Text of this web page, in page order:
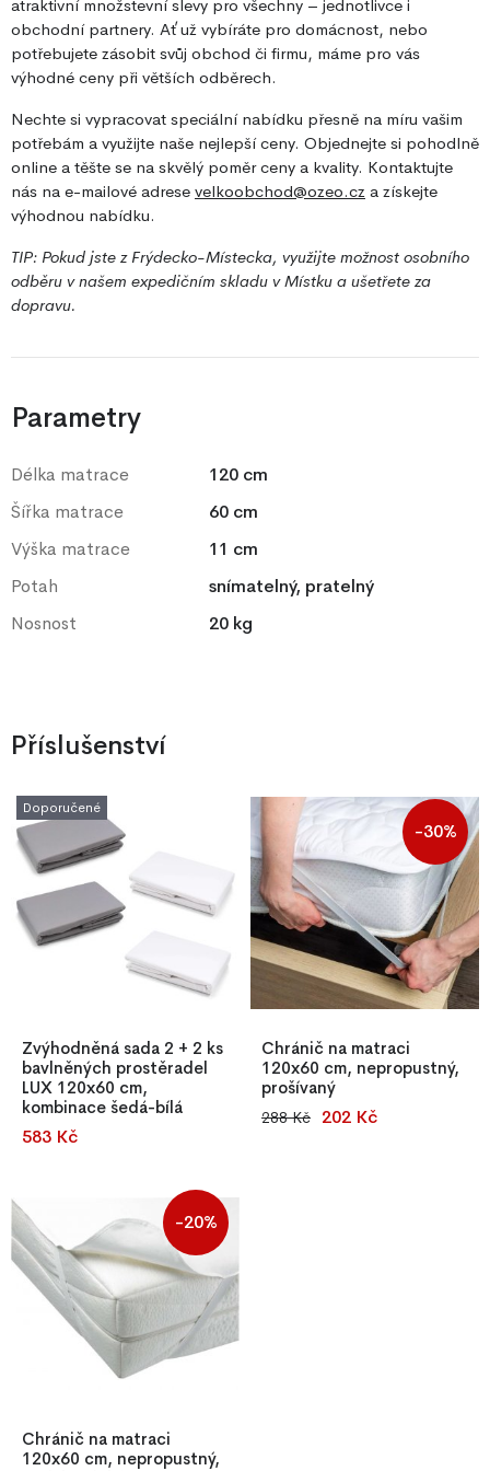
atraktivní množstevní slevy pro všechny – jednotlivce i
obchodní partnery. Ať už vybíráte pro domácnost, nebo
potřebujete zásobit svůj obchod či firmu, máme pro vás
výhodné ceny při větších odběrech.
Nechte si vypracovat speciální nabídku přesně na míru vašim
potřebám a využijte naše nejlepší ceny. Objednejte si pohodlně
online a těšte se na skvělý poměr ceny a kvality. Kontaktujte
nás na e-mailové adrese velkoobchod@ozeo.cz a získejte
výhodnou nabídku.
TIP: Pokud jste z Frýdecko-Místecka, využijte možnost osobního
odběru v našem expedičním skladu v Místku a ušetřete za
dopravu.
Parametry
Délka matrace
120 cm
Šířka matrace
60 cm
Výška matrace
11 cm
Potah
snímatelný, pratelný
Nosnost
20 kg
Příslušenství
Doporučené
Zvýhodněná sada 2 + 2 ks
bavlněných prostěradel
LUX 120x60 cm,
kombinace šedá-bílá
Sada 2+2 ks bavlněných
šedo-bílé kombinaci. Kvalitní
100% bavlna s gumkou po
obvodu zajistí perfektní
přizpůsobení matraci a
pohodlný spánek.
583 Kč
-30%
Chránič na matraci
120x60 cm, nepropustný,
prošívaný
Prošívaný nepropustný chránič
288 Kč 202 Kč
-20%
Chránič na matraci
120x60 cm, nepropustný,